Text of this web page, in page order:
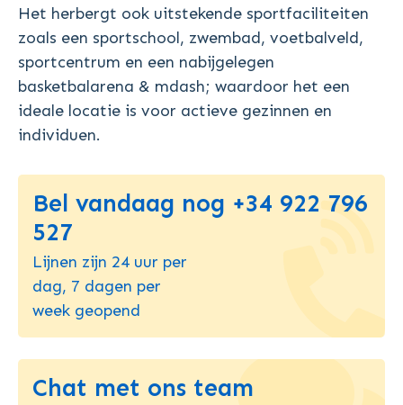
Het herbergt ook uitstekende sportfaciliteiten
zoals een sportschool, zwembad, voetbalveld,
sportcentrum en een nabijgelegen
basketbalarena & mdash; waardoor het een
ideale locatie is voor actieve gezinnen en
individuen.
Bel vandaag nog +34 922 796
527
Lijnen zijn 24 uur per
dag, 7 dagen per
week geopend
Chat met ons team